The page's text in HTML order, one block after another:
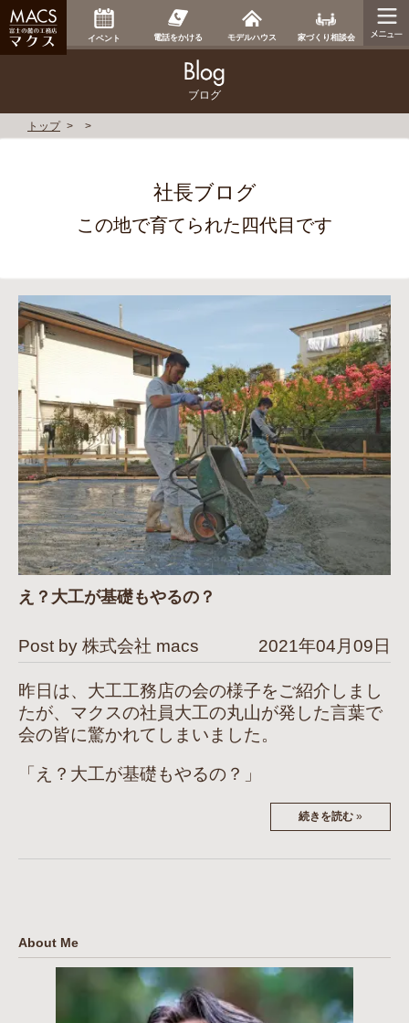
イベント 電話をかける モデルハウス 家づくり相談会
ブログ
トップ
社長ブログ
この地で育てられた四代目です
え？大工が基礎もやるの？
Post by 株式会社 macs 2021年04月09日
昨日は、大工工務店の会の様子をご紹介しまし
たが、マクスの社員大工の丸山が発した言葉で
会の皆に驚かれてしまいました。
「え？大工が基礎もやるの？」
続きを読む »
About Me